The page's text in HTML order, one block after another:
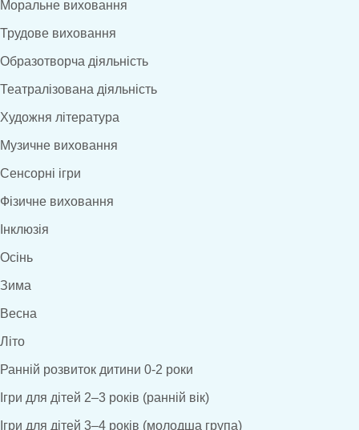
Моральне виховання
Трудове виховання
Образотворча діяльність
Театралізована діяльність
Художня література
Музичне виховання
Сенсорні ігри
Фізичне виховання
Інклюзія
Осінь
Зима
Весна
Літо
Ранній розвиток дитини 0-2 роки
Ігри для дітей 2–3 років (ранній вік)
Ігри для дітей 3–4 років (молодша група)